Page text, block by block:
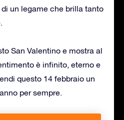
un legame che brilla tanto
San Valentino e mostra al
è infinito, eterno e
questo 14 febbraio un
per sempre.